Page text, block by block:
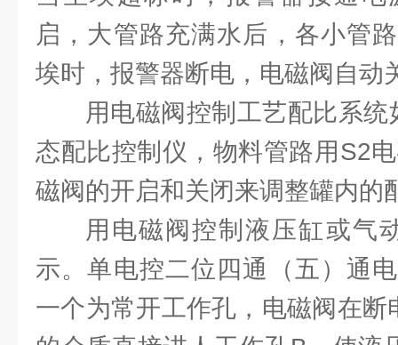
启，大管路充满水后，各小管
埃时，报警器断电，电磁阀自动
用电磁阀控制工艺配比系
态配比控制仪，物料管路用S2
磁阀的开启和关闭来调整罐内的
用电磁阀控制液压缸或气
示。单电控二位四通（五）通
一个为常开工作孔，电磁阀在